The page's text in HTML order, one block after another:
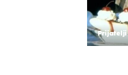
Prijatelji